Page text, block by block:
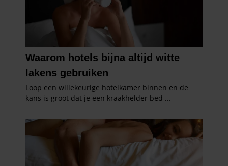
informatie die u aan ze heeft verstrekt of die ze hebben
verzameld op basis van uw gebruik van hun services. U
gaat akkoord met onze cookies als u onze website blijft